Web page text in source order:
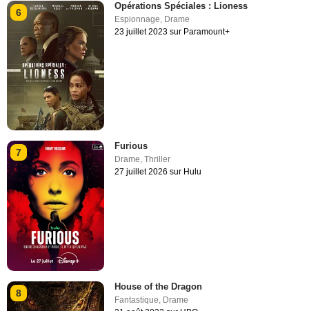
6
Opérations Spéciales : Lioness
Espionnage, Drame
23 juillet 2023 sur Paramount+
7
Furious
Drame,Thriller
27 juillet 2026 sur Hulu
8
House of the Dragon
Fantastique Drame